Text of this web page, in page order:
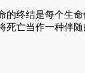
的终结是每个生
亡当作一种伴随